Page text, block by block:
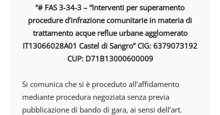
“# FAS 3-34-3 – “Interventi per superamento
procedure d’infrazione comunitarie in materia di
trattamento acque reflue urbane agglomerato
IT13066028A01 Castel di Sangro” CIG: 6379073192
CUP: D71B13000600009
Si comunica che si è proceduto all’affidamento
mediante procedura negoziata senza previa
pubblicazione di bando di gara, ai sensi dell’art.